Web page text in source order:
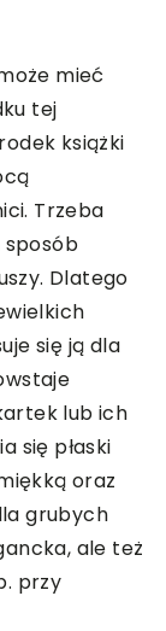
mieć
tej
książki
Trzeba
sposób
Dlatego
się ją dla
lub ich
się płaski
oraz
grubych
ale też
przy